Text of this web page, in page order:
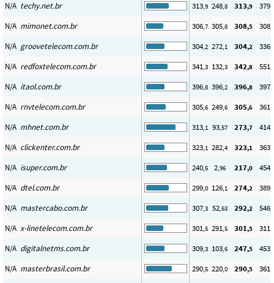
N/A techy.net.br 313,9 248,8 313,9 379
N/A mimonet.com.br 306,7 305,8 308,5 308
N/A groovetelecom.com.br 304,2 272,1 304,2 336
N/A redfoxtelecom.com.br 341,3 132,3 342,8 551
N/A itaol.com.br 396,8 396,2 396,8 397
N/A rnvtelecom.com.br 305,6 249,6 305,6 361
N/A mhnet.com.br 313,1 93,57 273,7 414
N/A clickenter.com.br 323,1 282,4 323,1 363
N/A isuper.com.br 240,5 2,96 217,0 454
N/A dtel.com.br 299,0 126,1 274,2 389
N/A mastercabo.com.br 307,3 52,63 292,2 546
N/A x-linetelecom.com.br 301,5 291,5 301,5 311
N/A digitalnetms.com.br 309,3 103,6 247,5 453
N/A masterbrasil.com.br 290,5 220,0 290,5 361